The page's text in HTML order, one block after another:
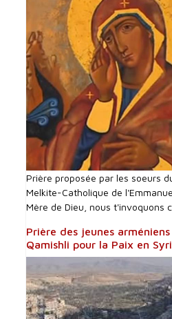
Prière proposée par les soeurs
Melkite-Catholique de
Mère de Dieu, nous t'invoquons
Prière des jeunes
Qamishli pour la Paix en